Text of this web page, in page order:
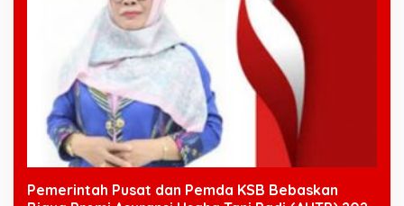
Pemerintah Pusat dan Pemda KSB Bebaskan